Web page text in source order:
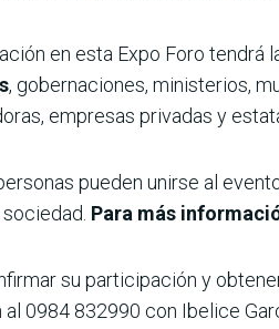
en esta Expo Foro tendrá
, gobernaciones, ministerios,
empresas privadas y
pueden unirse al
Para más
su participación y
0984 832990 con Ibelice